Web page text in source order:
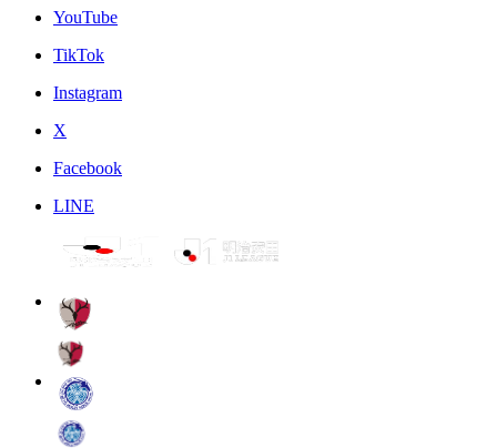
YouTube
TikTok
Instagram
X
Facebook
LINE